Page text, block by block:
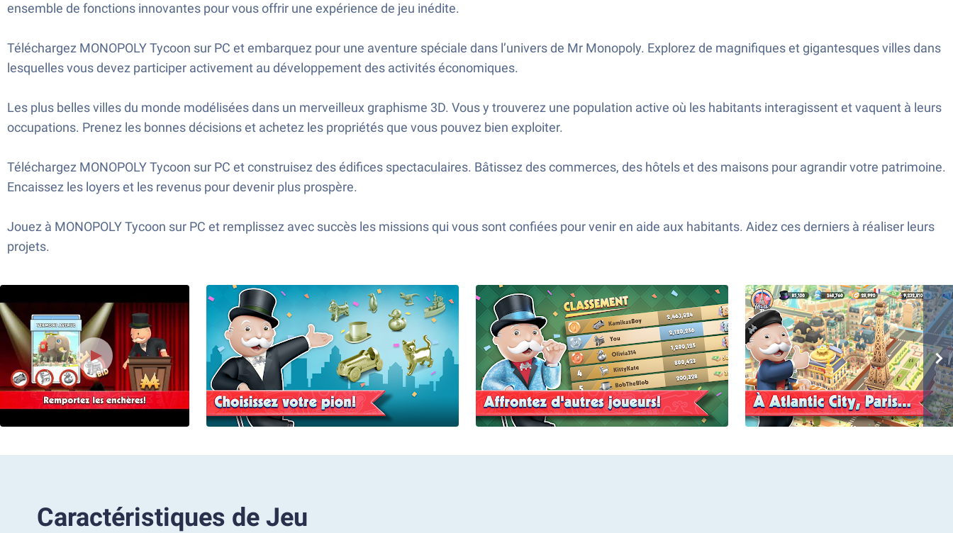
ensemble de fonctions innovantes pour vous offrir une expérience de jeu inédite.
Téléchargez MONOPOLY Tycoon sur PC et embarquez pour une aventure spéciale dans l’univers de Mr Monopoly. Explorez de magnifiques et gigantesques villes dans
lesquelles vous devez participer activement au développement des activités économiques.
Les plus belles villes du monde modélisées dans un merveilleux graphisme 3D. Vous y trouverez une population active où les habitants interagissent et vaquent à leurs
occupations. Prenez les bonnes décisions et achetez les propriétés que vous pouvez bien exploiter.
Téléchargez MONOPOLY Tycoon sur PC et construisez des édifices spectaculaires. Bâtissez des commerces, des hôtels et des maisons pour agrandir votre patrimoine.
Encaissez les loyers et les revenus pour devenir plus prospère.
Jouez à MONOPOLY Tycoon sur PC et remplissez avec succès les missions qui vous sont confiées pour venir en aide aux habitants. Aidez ces derniers à réaliser leurs
projets.
Caractéristiques de Jeu